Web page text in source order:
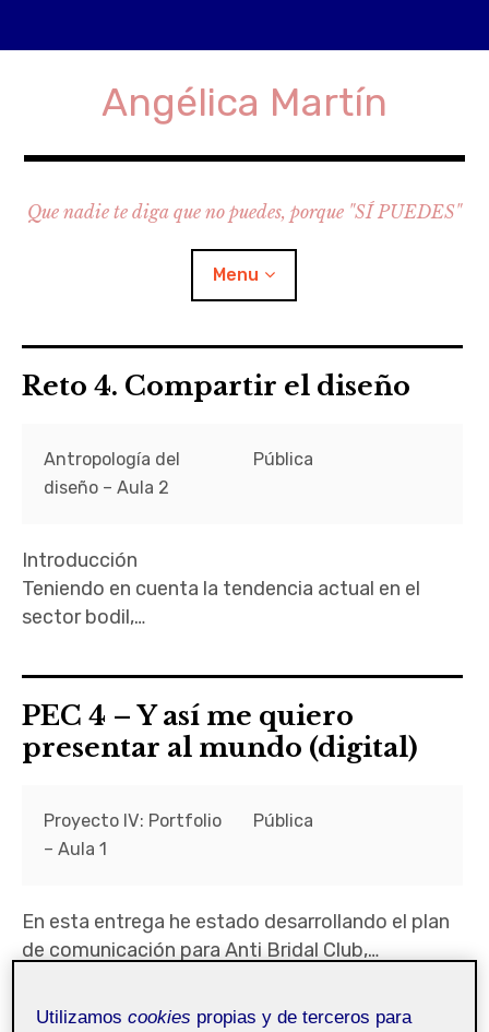
Angélica Martín
Que nadie te diga que no puedes, porque "SÍ PUEDES"
Menu
¿Quién soy?
Universitat Oberta de Catalunya
Acceder
Reto 4. Compartir el diseño
Antropología del
diseño – Aula 2
Pública
Introducción
Teniendo en cuenta la tendencia actual en el
sector bodil,…
PEC 4 – Y así me quiero
presentar al mundo (digital)
Proyecto IV: Portfolio
– Aula 1
Pública
En esta entrega he estado desarrollando el plan
de comunicación para Anti Bridal Club,…
Utilizamoscookies propias y de terceros para